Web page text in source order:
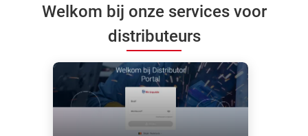
Welkom bij onze services voor
distributeurs